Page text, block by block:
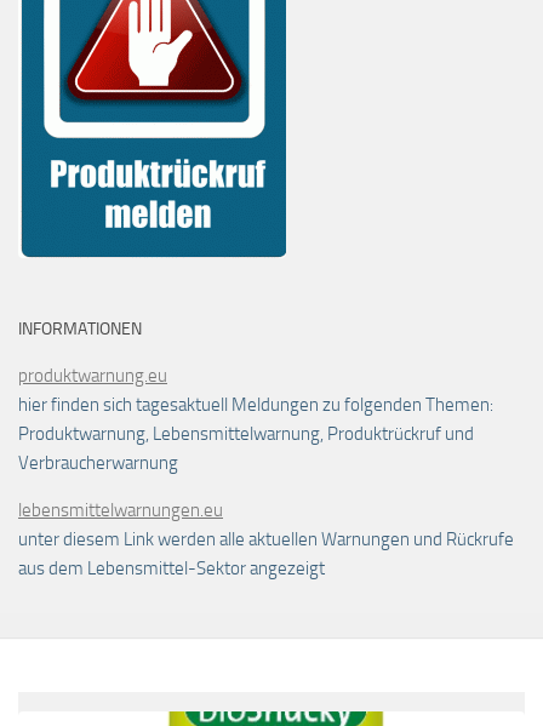
INFORMATIONEN
produktwarnung.eu
hier finden sich tagesaktuell Meldungen zu folgenden Themen:
Produktwarnung, Lebensmittelwarnung, Produktrückruf und
Verbraucherwarnung
lebensmittelwarnungen.eu
unter diesem Link werden alle aktuellen Warnungen und Rückrufe
aus dem Lebensmittel-Sektor angezeigt